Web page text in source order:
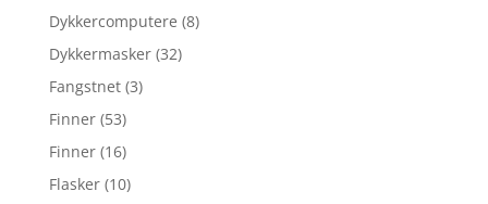
Dykkercomputere (8)
Dykkermasker (32)
Fangstnet (3)
Finner (53)
Finner (16)
Flasker (10)